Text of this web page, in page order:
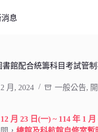
息
書館配合統籌科目考試管
月, 2024 一般公告,
月 23 日(一) ~ 114 年 1